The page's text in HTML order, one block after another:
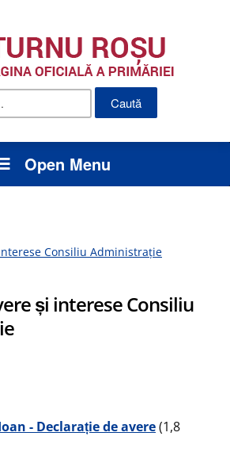
Caută
Open Menu
Consiliu Administrație
și interese Consiliu
- Declarație de avere(1,8